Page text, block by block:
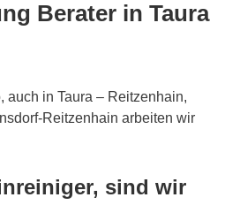
Berater in Taura
auch in Taura – Reitzenhain,
Reitzenhain arbeiten wir
sind wir